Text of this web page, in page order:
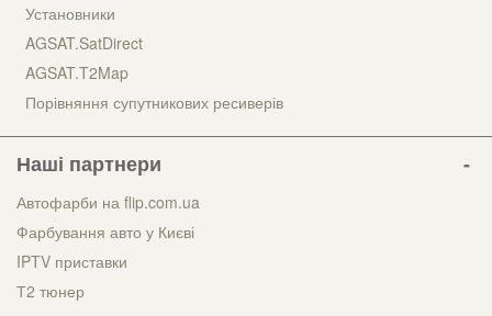
Установники
AGSAT.SatDirect
AGSAT.T2Map
Порівняння супутникових ресиверів
Наші партнери
Автофарби на flip.com.ua
Фарбування авто у Києві
IPTV приставки
Т2 тюнер